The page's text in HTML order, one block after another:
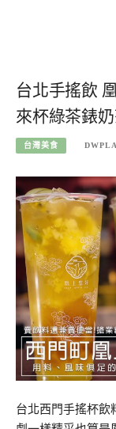
台北手搖飲
來杯綠茶錶
台灣美食
台北西門手搖杯飲